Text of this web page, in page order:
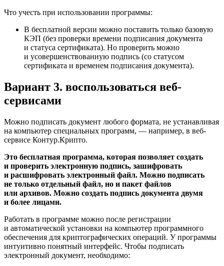
Что учесть при использовании программы:
В бесплатной версии можно поставить только базовую
КЭП (без проверки времени подписания документа
и статуса сертификата). Но проверить можно
и усовершенствованную подпись (со статусом
сертификата и временем подписания документа).
Вариант 3. воспользоваться веб-
сервисами
Можно подписать документ любого формата, не устанавливая
на компьютер специальных программ, — например, в веб-
сервисе Контур.Крипто.
Это бесплатная программа, которая позволяет создать
и проверить электронную подпись, зашифровать
и расшифровать электронный файл. Можно подписать
не только отдельный файл, но и пакет файлов
или архивов. Можно создать подпись документа двумя
и более лицами.
Работать в программе можно после регистрации
и автоматической установки на компьютер программного
обеспечения для криптографических операций. У программы
интуитивно понятный интерфейс. Чтобы подписать
электронный документ, необходимо: